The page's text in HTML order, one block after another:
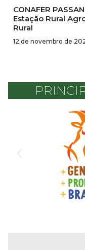
CONAFER
Estação Rural
Rural
12 de novembro de